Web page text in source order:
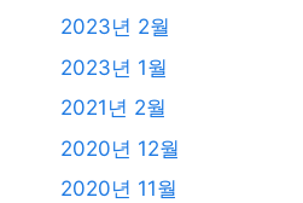
2023년 2월
2023년 1월
2021년 2월
2020년 12월
2020년 11월